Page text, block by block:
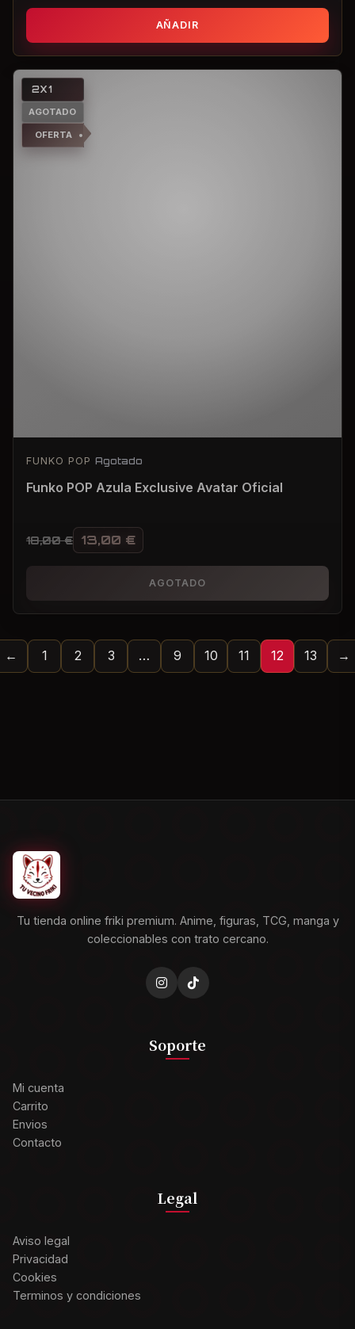
AÑADIR
2X1
AGOTADO
OFERTA
FUNKO POP Agotado
Funko POP Azula Exclusive Avatar Oficial
18,00€
El precio original era: 18,00 €.
13,00 €
El precio actual es: 13,00 €.
AGOTADO
← 1 2 3 … 9 10 11 12 13 →
Tu tienda online friki premium. Anime, figuras, TCG, manga y
coleccionables con trato cercano.
Soporte
Mi cuenta
Carrito
Envios
Contacto
Legal
Aviso legal
Privacidad
Cookies
Terminos y condiciones